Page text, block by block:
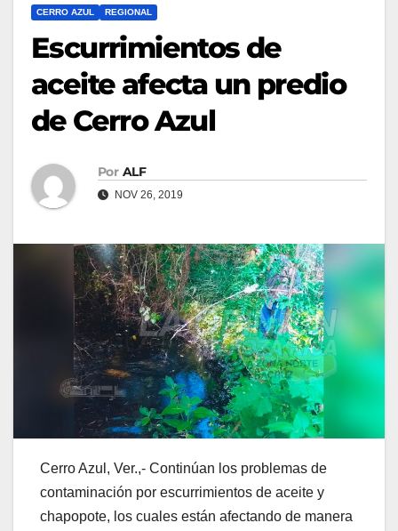
CERRO AZUL REGIONAL
Escurrimientos de
aceite afecta un predio
de Cerro Azul
Por ALF
NOV 26, 2019
Cerro Azul, Ver.,- Continúan los problemas de
contaminación por escurrimientos de aceite y
chapopote, los cuales están afectando de manera